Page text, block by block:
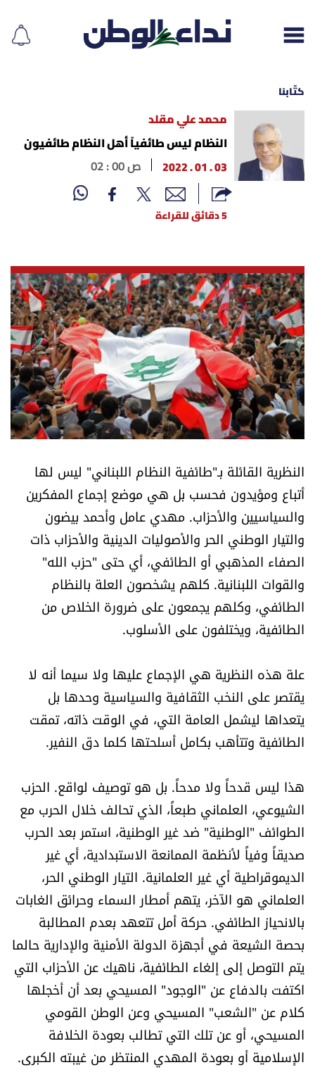
إقرأ الجريدة
لبنان
محليات
أسرار
متفرقات
نداء القرّاء
خاص الموقع
كتّابنا
تحت المجهر
آراء
اقتصاد
العالم
الصحافة الإسرائيلية
ثقافة وفنون
اقرأ تضحك
كاميرا
سجالات
صحّة وصحن
الرياضة
منوّعات
حظّك اليوم
كتّابنا
محمد علي مقلد
النظام ليس طائفياً أهل النظام طائفيون
03 . 01 . 2022
02 : 00 ص
5 دقائق للقراءة
النظرية القائلة بـ"طائفية النظام اللبناني" ليس لها
أتباع ومؤيدون فحسب بل هي موضع إجماع المفكرين
والسياسيين والأحزاب. مهدي عامل وأحمد بيضون
والتيار الوطني الحر والأصوليات الدينية والأحزاب ذات
الصفاء المذهبي أو الطائفي، أي حتى "حزب الله"
والقوات اللبنانية. كلهم يشخصون العلة بالنظام
الطائفي، وكلهم يجمعون على ضرورة الخلاص من
الطائفية، ويختلفون على الأسلوب.
علة هذه النظرية هي الإجماع عليها ولا سيما أنه لا
يقتصر على النخب الثقافية والسياسية وحدها بل
يتعداها ليشمل العامة التي، في الوقت ذاته، تمقت
الطائفية وتتأهب بكامل أسلحتها كلما دق النفير.
هذا ليس قدحاً ولا مدحاً. بل هو توصيف لواقع. الحزب
الشيوعي، العلماني طبعاً، الذي تحالف خلال الحرب مع
الطوائف "الوطنية" ضد غير الوطنية، استمر بعد الحرب
صديقاً وفياً لأنظمة الممانعة الاستبدادية، أي غير
الديموقراطية أي غير العلمانية. التيار الوطني الحر،
العلماني هو الآخر، يتهم أمطار السماء وحرائق الغابات
بالانحياز الطائفي. حركة أمل تتعهد بعدم المطالبة
بحصة الشيعة في أجهزة الدولة الأمنية والإدارية حالما
يتم التوصل إلى إلغاء الطائفية، ناهيك عن الأحزاب التي
اكتفت بالدفاع عن "الوجود" المسيحي بعد أن أخجلها
كلام عن "الشعب" المسيحي وعن الوطن القومي
المسيحي، أو عن تلك التي تطالب بعودة الخلافة
الإسلامية أو بعودة المهدي المنتظر من غيبته الكبرى.